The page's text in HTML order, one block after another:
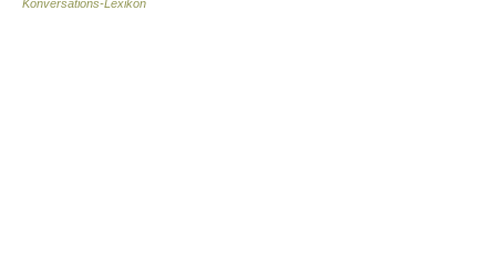
Konversations-Lexikon